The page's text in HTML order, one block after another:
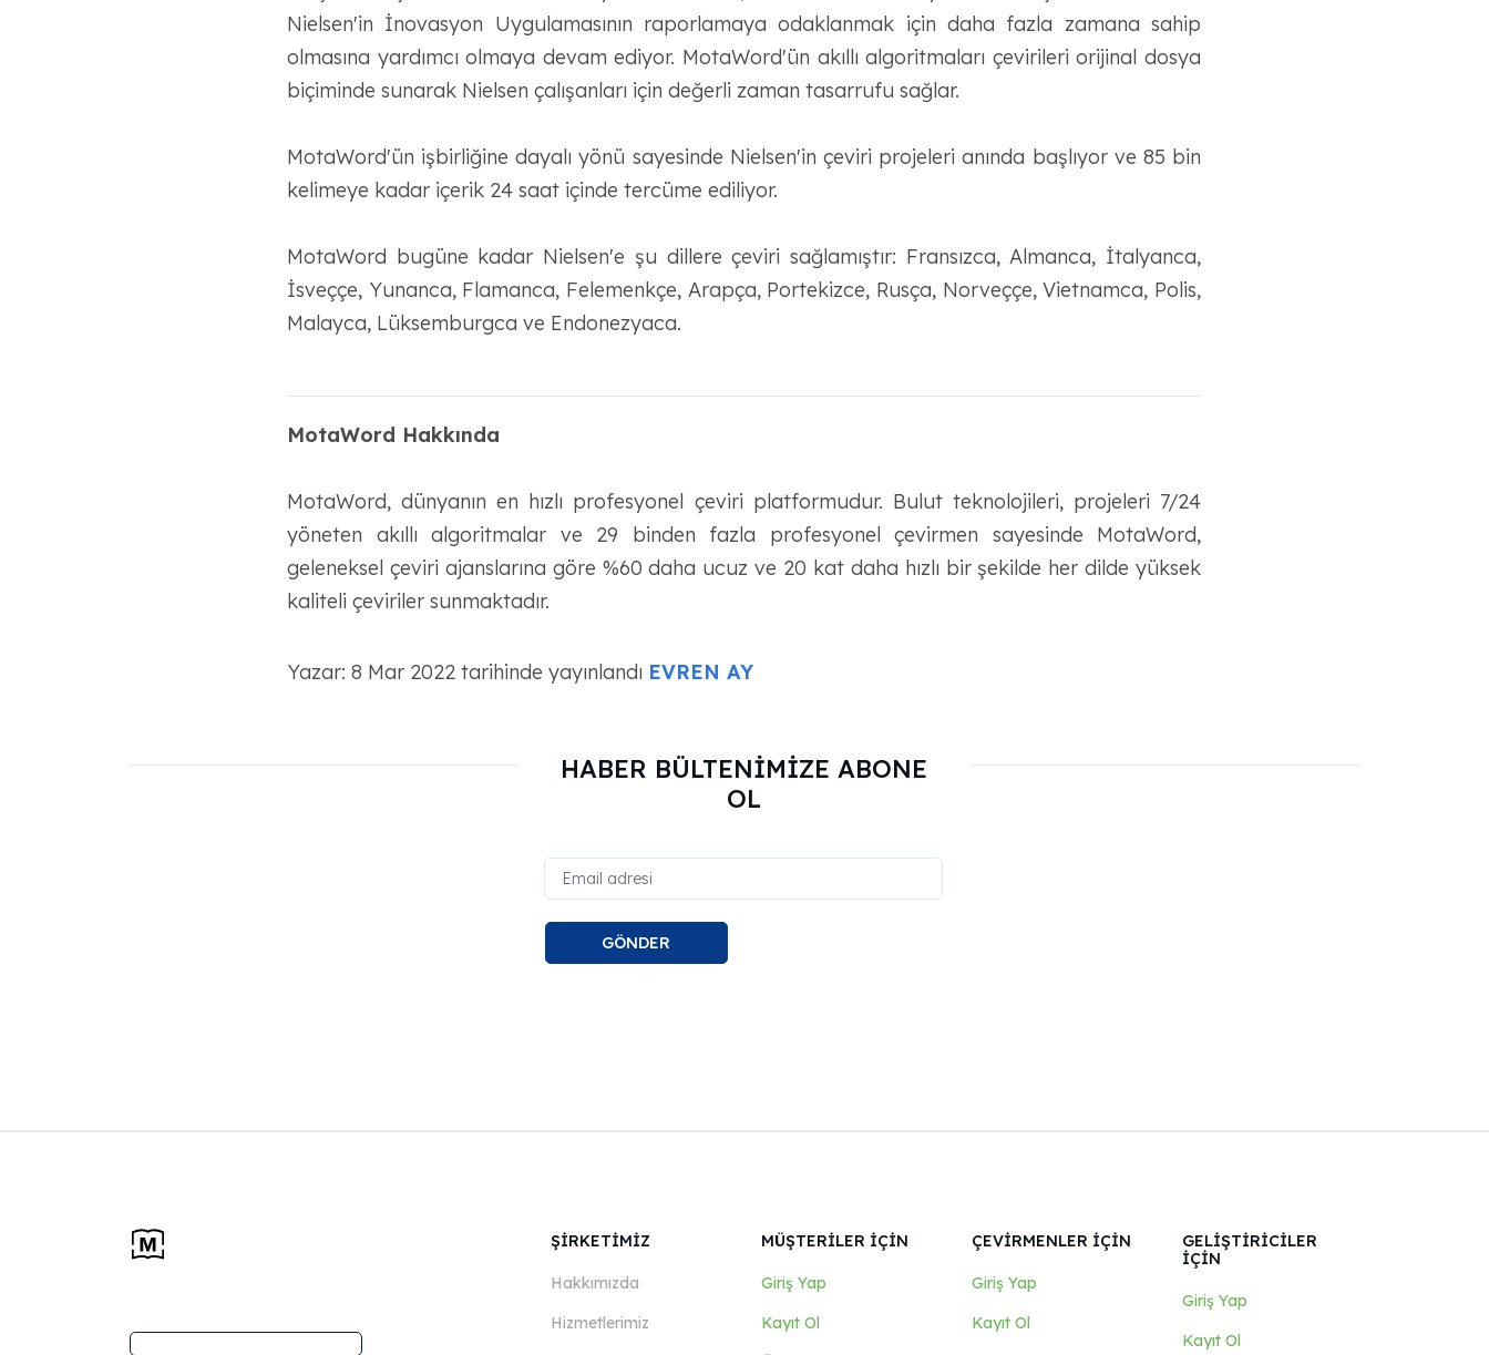
Nielsen'in İnovasyon Uygulamasının raporlamaya odaklanmak için daha fazla zamana sahip
olmasına yardımcı olmaya devam ediyor. MotaWord'ün akıllı algoritmaları çevirileri orijinal dosya
biçiminde sunarak Nielsen çalışanları için değerli zaman tasarrufu sağlar.
MotaWord'ün işbirliğine dayalı yönü sayesinde Nielsen'in çeviri projeleri anında başlıyor ve 85 bin
kelimeye kadar içerik 24 saat içinde tercüme ediliyor.
MotaWord bugüne kadar Nielsen'e şu dillere çeviri sağlamıştır: Fransızca, Almanca, İtalyanca,
İsveççe, Yunanca, Flamanca, Felemenkçe, Arapça, Portekizce, Rusça, Norveççe, Vietnamca, Polis,
Malayca, Lüksemburgca ve Endonezyaca.
MotaWord Hakkında
MotaWord, dünyanın en hızlı profesyonel çeviri platformudur. Bulut teknolojileri, projeleri 7/24
yöneten akıllı algoritmalar ve 29 binden fazla profesyonel çevirmen sayesinde MotaWord,
geleneksel çeviri ajanslarına göre %60 daha ucuz ve 20 kat daha hızlı bir şekilde her dilde yüksek
kaliteli çeviriler sunmaktadır.
Yazar: 8 Mar 2022 tarihinde yayınlandı EVREN AY
HABER BÜLTENİMİZE ABONE
OL
GÖNDER
ŞİRKETİMİZ
Hakkımızda
Hizmetlerimiz
MÜŞTERİLER İÇİN
Giriş Yap
Kayıt Ol
ÇEVİRMENLER İÇİN
Giriş Yap
Kayıt Ol
GELİŞTİRİCİLER
İÇİN
Giriş Yap
Kayıt Ol